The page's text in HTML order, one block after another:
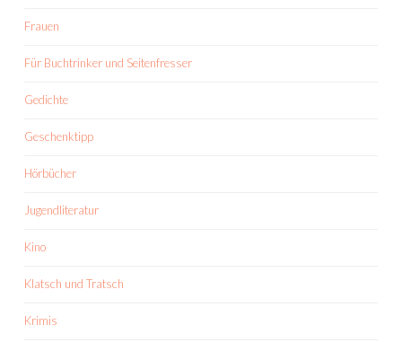
Frauen
Für Buchtrinker und Seitenfresser
Gedichte
Geschenktipp
Hörbücher
Jugendliteratur
Kino
Klatsch und Tratsch
Krimis